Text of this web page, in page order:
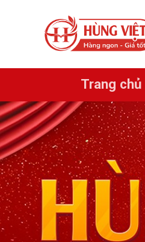
Trang chủ